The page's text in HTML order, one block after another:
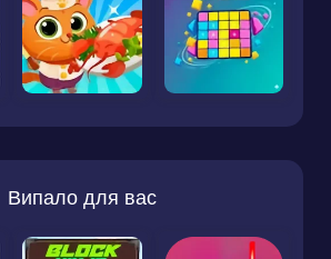
Випало для вас